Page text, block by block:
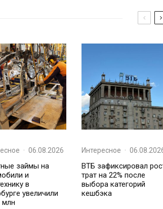
· 06.08.2026
займы на
и
в
увеличили
млн
Интересное ·
ВТБ зафиксировал
трат на 22% после
выбора категорий
кешбэка